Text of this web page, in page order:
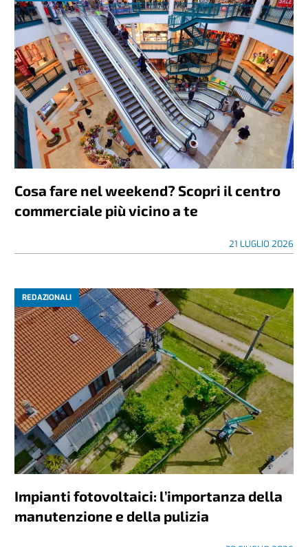
Cosa fare nel weekend? Scopri il centro
commerciale più vicino a te
21 LUGLIO 2026
REDAZIONALI
Impianti fotovoltaici: l’importanza della
manutenzione e della pulizia